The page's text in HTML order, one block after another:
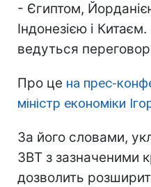
- Єгиптом,
Індонезією і
ведуться
Про це на прес-
міністр економіки
За його словами,
ЗВТ з зазначеними
дозволить